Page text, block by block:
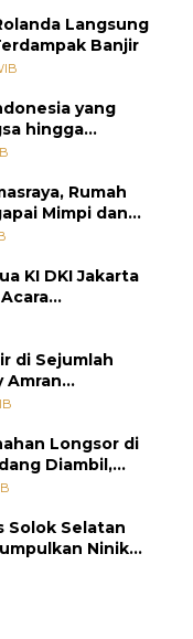
Langsung
Banjir
yang
hingga
Jepang
Rumah
Mimpi dan
KI DKI Jakarta
Informasi Publik
di Sejumlah
Amran
Longsor di
Diambil,
Terulang
Solok Selatan
Ninik
dan Judi